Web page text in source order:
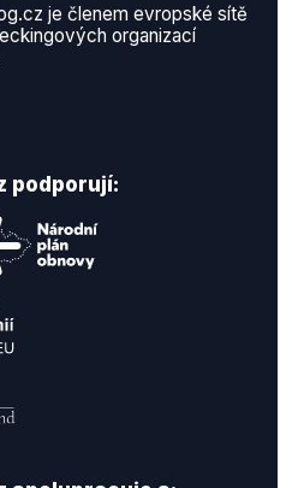
je členem evropské sítě
organizací
podporují: